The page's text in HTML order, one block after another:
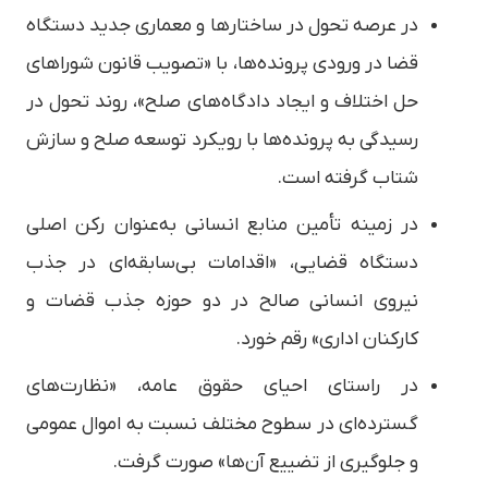
در عرصه تحول در ساختارها و معماری جدید دستگاه
قضا در ورودی پرونده‌ها، با «تصویب قانون شوراهای
حل اختلاف و ایجاد دادگاه‌های صلح»، روند تحول در
رسیدگی به پرونده‌ها با رویکرد توسعه صلح و سازش
شتاب گرفته است.
در زمینه تأمین منابع انسانی به‌عنوان رکن اصلی
دستگاه قضایی، «اقدامات بی‌سابقه‌ای در جذب
نیروی انسانی صالح در دو حوزه جذب قضات و
کارکنان اداری» رقم خورد.
در راستای احیای حقوق عامه، «نظارت‌های
گسترده‌ای در سطوح مختلف نسبت به اموال عمومی
و جلوگیری از تضییع آن‌ها» صورت گرفت.